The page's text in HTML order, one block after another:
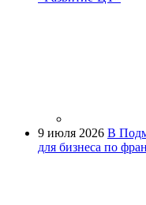
9 июля 2026 В
для бизнеса по